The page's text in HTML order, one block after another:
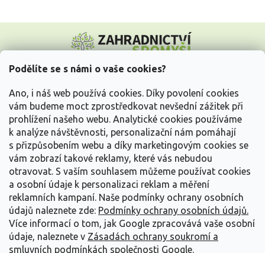
Podělíte se s námi o vaše cookies?
Ano, i náš web používá cookies. Díky povolení cookies
vám budeme moct zprostředkovat nevšední zážitek při
prohlížení našeho webu. Analytické cookies používáme
k analýze návštěvnosti, personalizační nám pomáhají
s přizpůsobením webu a díky marketingovým cookies se
vám zobrazí takové reklamy, které vás nebudou
otravovat. S vaším souhlasem můžeme používat cookies
a osobní údaje k personalizaci reklam a měření
reklamních kampaní. Naše podmínky ochrany osobních
údajů naleznete zde: Podmínky ochrany osobních údajů.
Více informací o tom, jak Google zpracovává vaše osobní
údaje, naleznete v Zásadách ochrany soukromí a
smluvních podmínkách společnosti Google.
p
Vše o nákupu
Informace pro Vás
Kontakujte nás